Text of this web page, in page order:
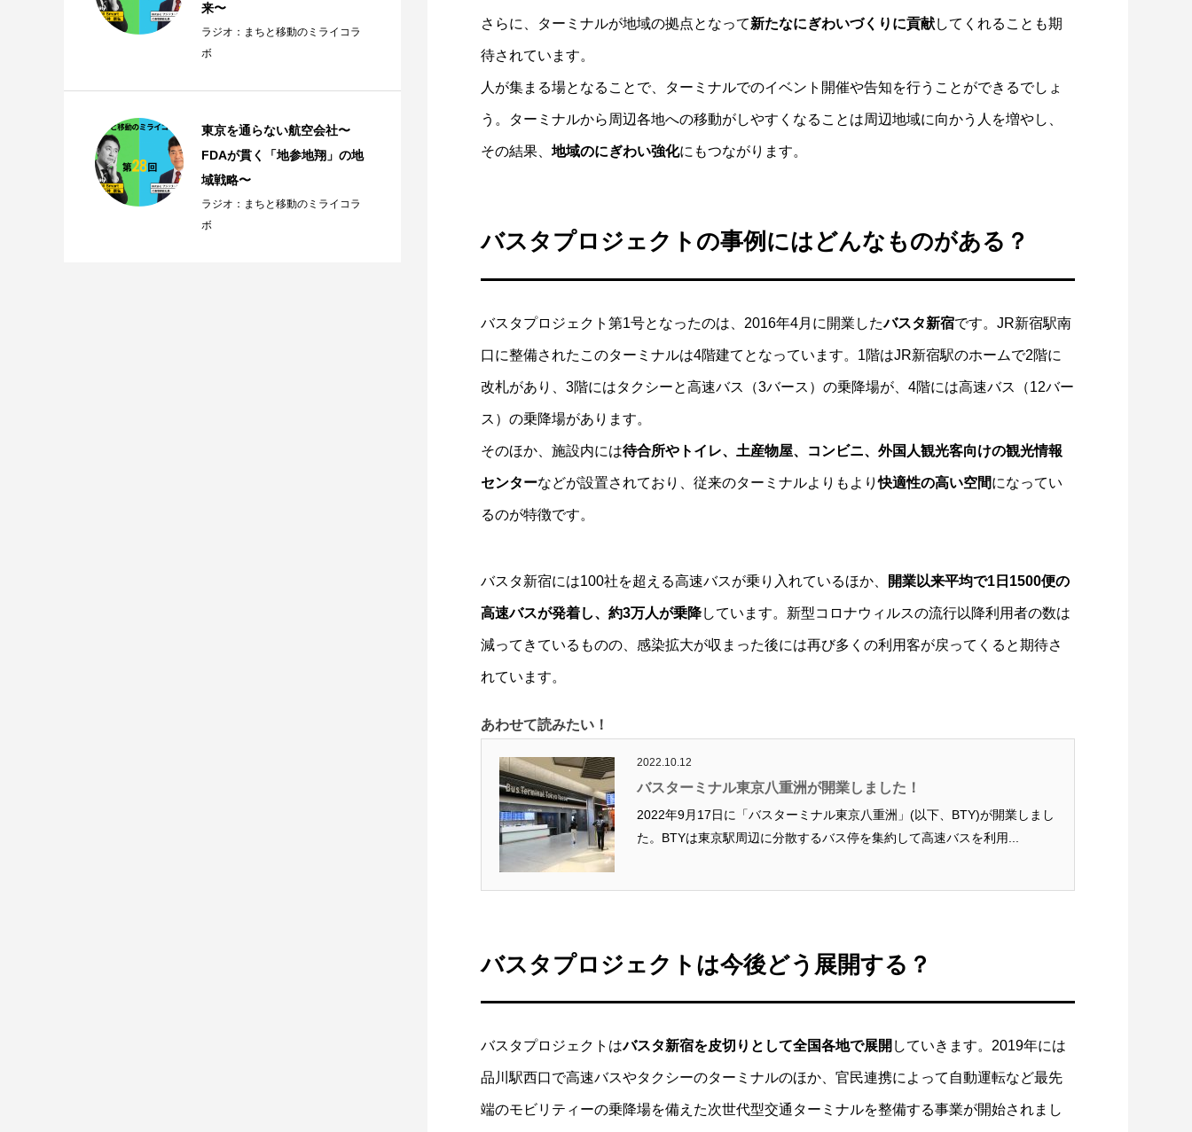
さらに、ターミナルが地域の拠点となって新たなにぎわいづくりに貢献してくれることも期
待されています。
人が集まる場となることで、ターミナルでのイベント開催や告知を行うことができるでしょ
う。ターミナルから周辺各地への移動がしやすくなることは周辺地域に向かう人を増やし、
その結果、地域のにぎわい強化にもつながります。
バスタプロジェクトの事例にはどんなものがある？
バスタプロジェクト第1号となったのは、2016年4月に開業したバスタ新宿です。JR新宿駅南
口に整備されたこのターミナルは4階建てとなっています。1階はJR新宿駅のホームで2階に
改札があり、3階にはタクシーと高速バス（3バース）の乗降場が、4階には高速バス（12バー
ス）の乗降場があります。
そのほか、施設内には待合所やトイレ、土産物屋、コンビニ、外国人観光客向けの観光情報
センターなどが設置されており、従来のターミナルよりもより快適性の高い空間になってい
るのが特徴です。
バスタ新宿には100社を超える高速バスが乗り入れているほか、 開業以来平均で1日1500便の
高速バスが発着し、約3万人が乗降しています。新型コロナウィルスの流行以降利用者の数は
減ってきているものの、感染拡大が収まった後には再び多くの利用客が戻ってくると期待さ
れています。
あわせて読みたい！
2022.10.12
バスターミナル東京八重洲が開業しました！
2022年9月17日に「バスターミナル東京八重洲」(以下、BTY)が開業しまし
た。BTYは東京駅周辺に分散するバス停を集約して高速バスを利用...
バスタプロジェクトは今後どう展開する？
バスタプロジェクトはバスタ新宿を皮切りとして全国各地で展開 していきます。2019年には
品川駅西口で高速バスやタクシーのターミナルのほか、官民連携によって自動運転など最先
端のモビリティーの乗降場を備えた次世代型交通ターミナルを整備する事業が開始されまし
来〜
ラジオ：まちと移動のミライコラ
ボ
東京を通らない航空会社〜
FDAが貫く「地参地翔」の地
域戦略〜
ラジオ：まちと移動のミライコラ
ボ